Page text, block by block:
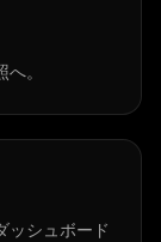
。
ッシュボード